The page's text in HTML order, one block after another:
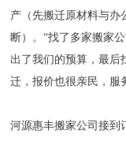
产（先搬迁原材料与办
断）。“找了多家搬家
出了我们的预算，最后
迁，报价也很亲民，服
河源惠丰搬家公司接到